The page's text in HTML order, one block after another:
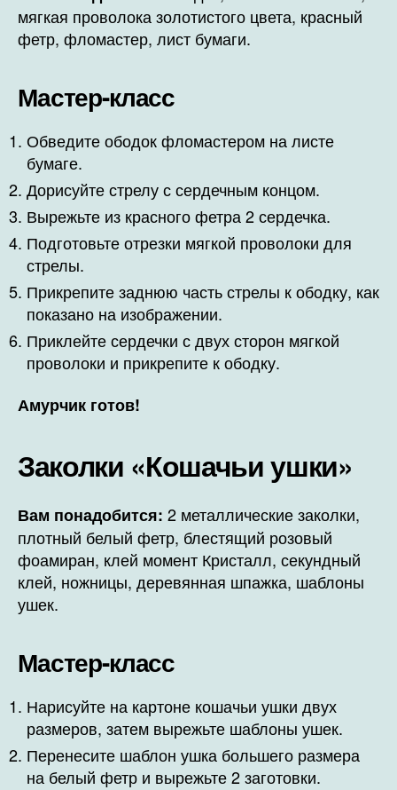
мягкая проволока золотистого цвета, красный
фетр, фломастер, лист бумаги.
Мастер-класс
Обведите ободок фломастером на листе
бумаге.
Дорисуйте стрелу с сердечным концом.
Вырежьте из красного фетра 2 сердечка.
Подготовьте отрезки мягкой проволоки для
стрелы.
Прикрепите заднюю часть стрелы к ободку, как
показано на изображении.
Приклейте сердечки с двух сторон мягкой
проволоки и прикрепите к ободку.
Амурчик готов!
Заколки «Кошачьи ушки»
Вам понадобится: 2 металлические заколки,
плотный белый фетр, блестящий розовый
фоамиран, клей момент Кристалл, секундный
клей, ножницы, деревянная шпажка, шаблоны
ушек.
Мастер-класс
Нарисуйте на картоне кошачьи ушки двух
размеров, затем вырежьте шаблоны ушек.
Перенесите шаблон ушка большего размера
на белый фетр и вырежьте 2 заготовки.